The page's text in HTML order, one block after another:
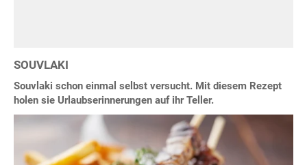
SOUVLAKI
Souvlaki schon einmal selbst versucht. Mit diesem Rezept
holen sie Urlaubserinnerungen auf ihr Teller.